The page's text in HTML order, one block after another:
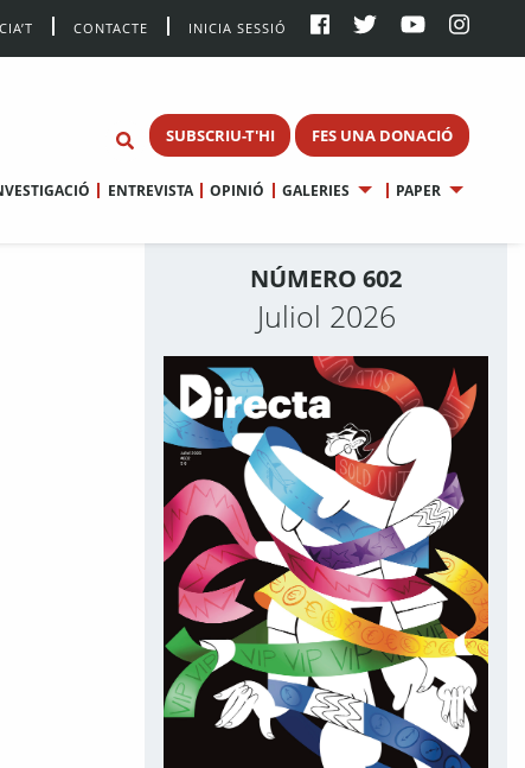
CONTACTE INICIA SESSIÓ
SUBSCRIU-T'HI FES UNA DONACIÓ
ENTREVISTA OPINIÓ GALERIES PAPER
NÚMERO 602
Juliol 2026